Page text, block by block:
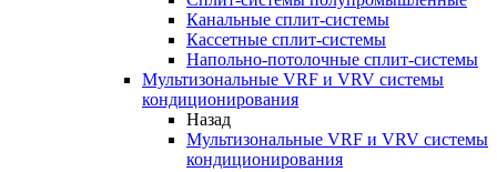
Канальные сплит-системы
Кассетные сплит-системы
Напольно-потолочные сплит-системы
Мультизональные VRF и VRV системы
кондиционирования
Назад
Мультизональные VRF и VRV системы
кондиционирования